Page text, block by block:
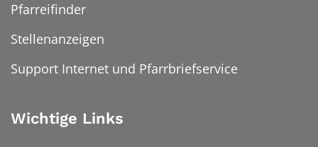
Pfarreifinder
Stellenanzeigen
Support Internet und Pfarrbriefservice
Wichtige Links